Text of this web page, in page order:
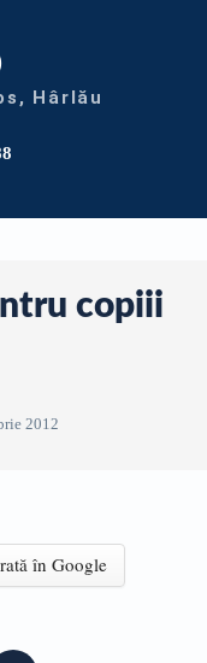
Hârlău
copiii
2012
în Google